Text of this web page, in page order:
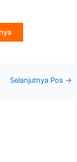
Selanjutnya Pos →